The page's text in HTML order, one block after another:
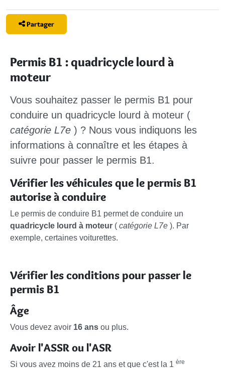
Partager
Permis B1 : quadricycle lourd à
moteur
Vous souhaitez passer le permis B1 pour
conduire un quadricycle lourd à moteur (
catégorie L7e ) ? Nous vous indiquons les
informations à connaître et les étapes à
suivre pour passer le permis B1.
Vérifier les véhicules que le permis B1
autorise à conduire
Le permis de conduire B1 permet de conduire un
quadricycle lourd à moteur ( catégorie L7e ). Par
exemple, certaines voiturettes.
Vérifier les conditions pour passer le
permis B1
Âge
Vous devez avoir 16 ans ou plus.
Avoir l'ASSR ou l'ASR
Si vous avez moins de 21 ans et que c'est la 1 ère